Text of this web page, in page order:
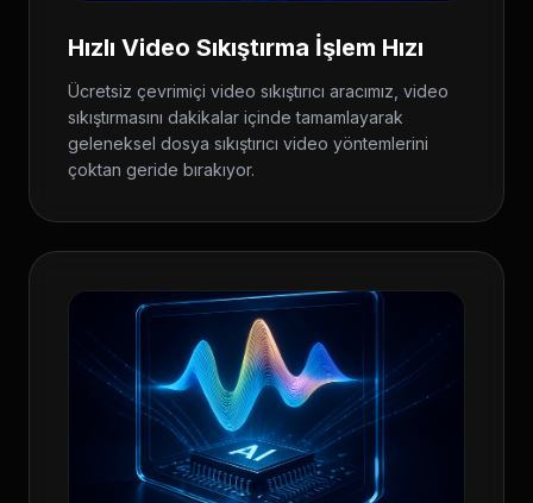
Hızlı Video Sıkıştırma İşlem Hızı
Ücretsiz çevrimiçi video sıkıştırıcı aracımız, video
sıkıştırmasını dakikalar içinde tamamlayarak
geleneksel dosya sıkıştırıcı video yöntemlerini
çoktan geride bırakıyor.